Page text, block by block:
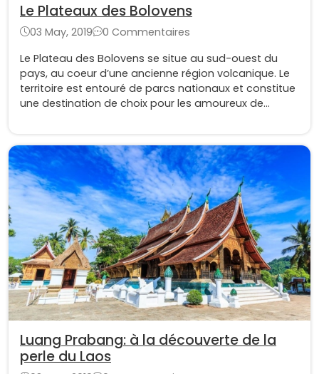
Le Plateaux des Bolovens
03 May, 2019
0 Commentaires
Le Plateau des Bolovens se situe au sud-ouest du
pays, au coeur d’une ancienne région volcanique. Le
territoire est entouré de parcs nationaux et constitue
une destination de choix pour les amoureux de
Luang Prabang: à la découverte de la
perle du Laos